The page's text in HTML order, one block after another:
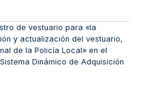
de vestuario para «la
y actualización del vestuario,
de la Policía Local» en el
Dinámico de Adquisición